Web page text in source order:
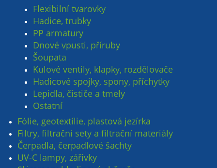
Flexibilní tvarovky
Hadice, trubky
PP armatury
Dnové vpusti, příruby
Šoupata
Kulové ventily, klapky, rozdělovače
Hadicové spojky, spony, příchytky
Lepidla, čističe a tmely
Ostatní
Fólie, geotextílie, plastová jezírka
Filtry, filtrační sety a filtrační materiály
Čerpadla, čerpadlové šachty
UV-C lampy, zářivky